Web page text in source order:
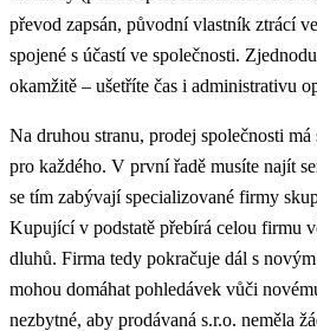
převod zapsán, původní vlastník ztrácí
spojené s účastí ve společnosti.
okamžitě – ušetříte čas i administrativu
Na druhou stranu, prodej společnosti
pro každého. V první řadě musíte najít
se tím zabývají specializované firmy
Kupující v podstatě přebírá celou firmu
dluhů. Firma tedy pokračuje dál s
mohou domáhat pohledávek vůči
nezbytné, aby prodávaná s.r.o. neměla